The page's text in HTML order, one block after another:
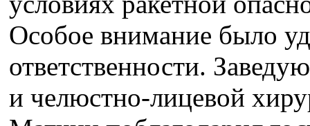
Особое внимание было
ответственности.
и челюстно‑лицевой